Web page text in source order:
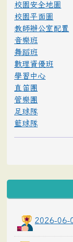
校園安全地圖
校園平面圖
教師辦公室配置
音樂班
舞蹈班
數理資優班
學習中心
直笛團
管樂團
足球隊
籃球隊
2026-06-